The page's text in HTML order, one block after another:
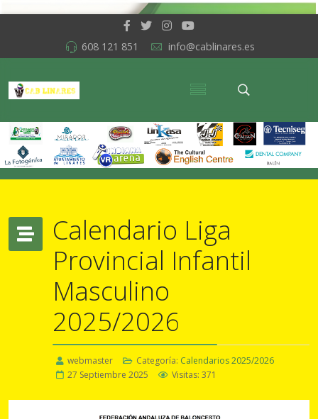
608 121 851 info@cablinares.es
Calendario Liga
Provincial Infantil
Masculino
2025/2026
webmaster Categoría: Calendarios 2025/2026
27 Septiembre 2025
Visitas: 371